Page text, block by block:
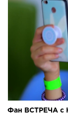
Фан ВСТРЕЧА с